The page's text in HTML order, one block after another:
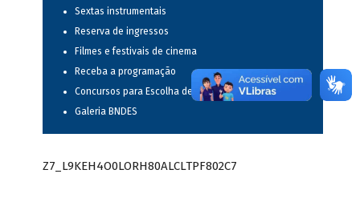
Sextas instrumentais
Reserva de ingressos
Filmes e festivais de cinema
Receba a programação
Concursos para Escolha de Espetáculos Musicais
Galeria BNDES
Z7_L9KEH4O0LORH80ALCLTPF802C7